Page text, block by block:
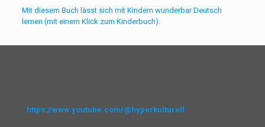
Mit diesem Buch lässt sich mit Kindern wunderbar Deutsch
lernen (mit einem Klick zum Kinderbuch).
https://www.youtube.com/@hyperkulturell